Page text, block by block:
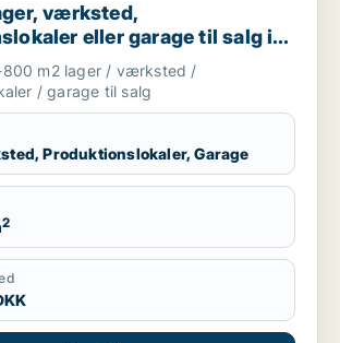
værksted,
eller garage til salg i
800 m2 lager / værksted /
/ garage til salg
Produktionslokaler, Garage
2